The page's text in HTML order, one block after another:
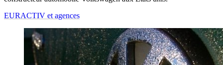
EURACTIV et agences